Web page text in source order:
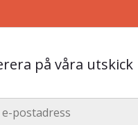
på våra utskick